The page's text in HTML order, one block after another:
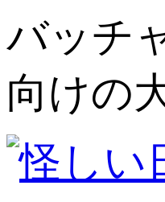
バッチ
向けの